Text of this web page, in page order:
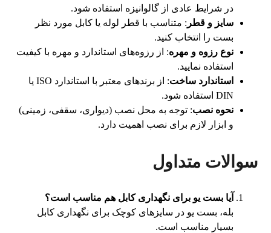
در شرایط عادی از گالوانیزه استفاده شود.
سایز و قطر : متناسب با قطر لوله یا کابل مورد نظر
بست را انتخاب کنید.
نوع رزوه و مهره: از رزوه‌های استاندارد و مهره با کیفیت
استفاده نمایید.
استاندارد ساخت
: از برندهای معتبر با استاندارد ISO یا
DIN استفاده شود.
نحوه نصب: توجه به محل نصب (دیواری، سقفی، زمینی)
و ابزار لازم برای نصب اهمیت دارد.
سوالات متداول
آیا بست یو برای نگهداری کابل هم مناسب است؟
بله، بست یو در سایزهای کوچک برای نگهداری کابل
بسیار مناسب است.